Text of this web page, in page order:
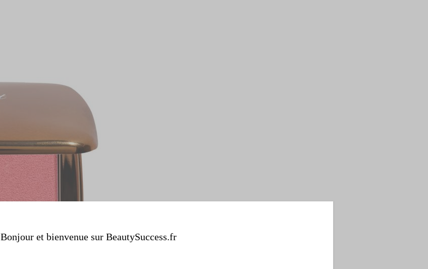
Bonjour et bienvenue sur BeautySuccess.fr